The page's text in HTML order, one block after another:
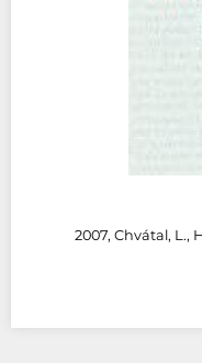
2007, Chvátal, L.,